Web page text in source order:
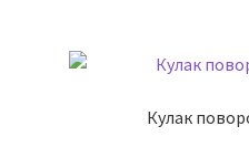
Кулак